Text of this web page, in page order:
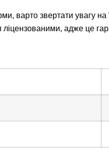
варто звертати увагу
адже це